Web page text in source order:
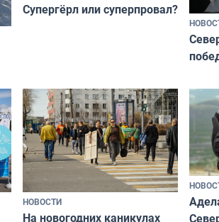
Супергёрл или суперпровал?
Русь»
НОВОСТИ
На новогодних каникулах